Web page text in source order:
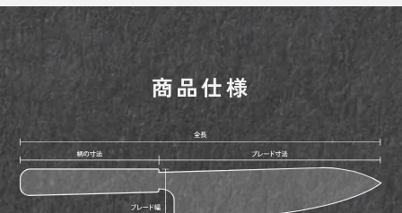
多和VG10ダマスカスシリーズの特徴は刃を薄く、幅を
広く持たせている為、大きめの食材も楽に切れ、食材の
離れも良くなっております。また、刃にダマスカス模様
の仕上げを施しております。柄の形状は和風で天然木の
朴を使用しており、洋風の柄と比べて軽く、扱いやすく
なっております。
商品仕様